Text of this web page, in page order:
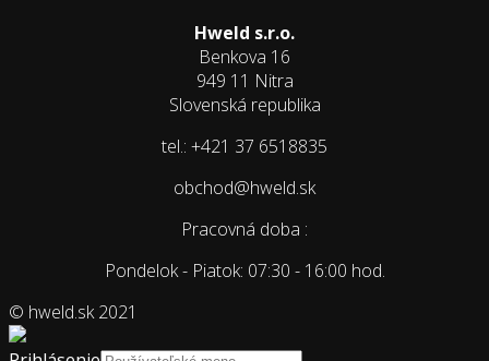
Hweld s.r.o.
Benkova 16
949 11 Nitra
Slovenská republika
tel.: +421 37 6518835
obchod@hweld.sk
Pracovná doba :
Pondelok - Piatok: 07:30 - 16:00 hod.
© hweld.sk 2021